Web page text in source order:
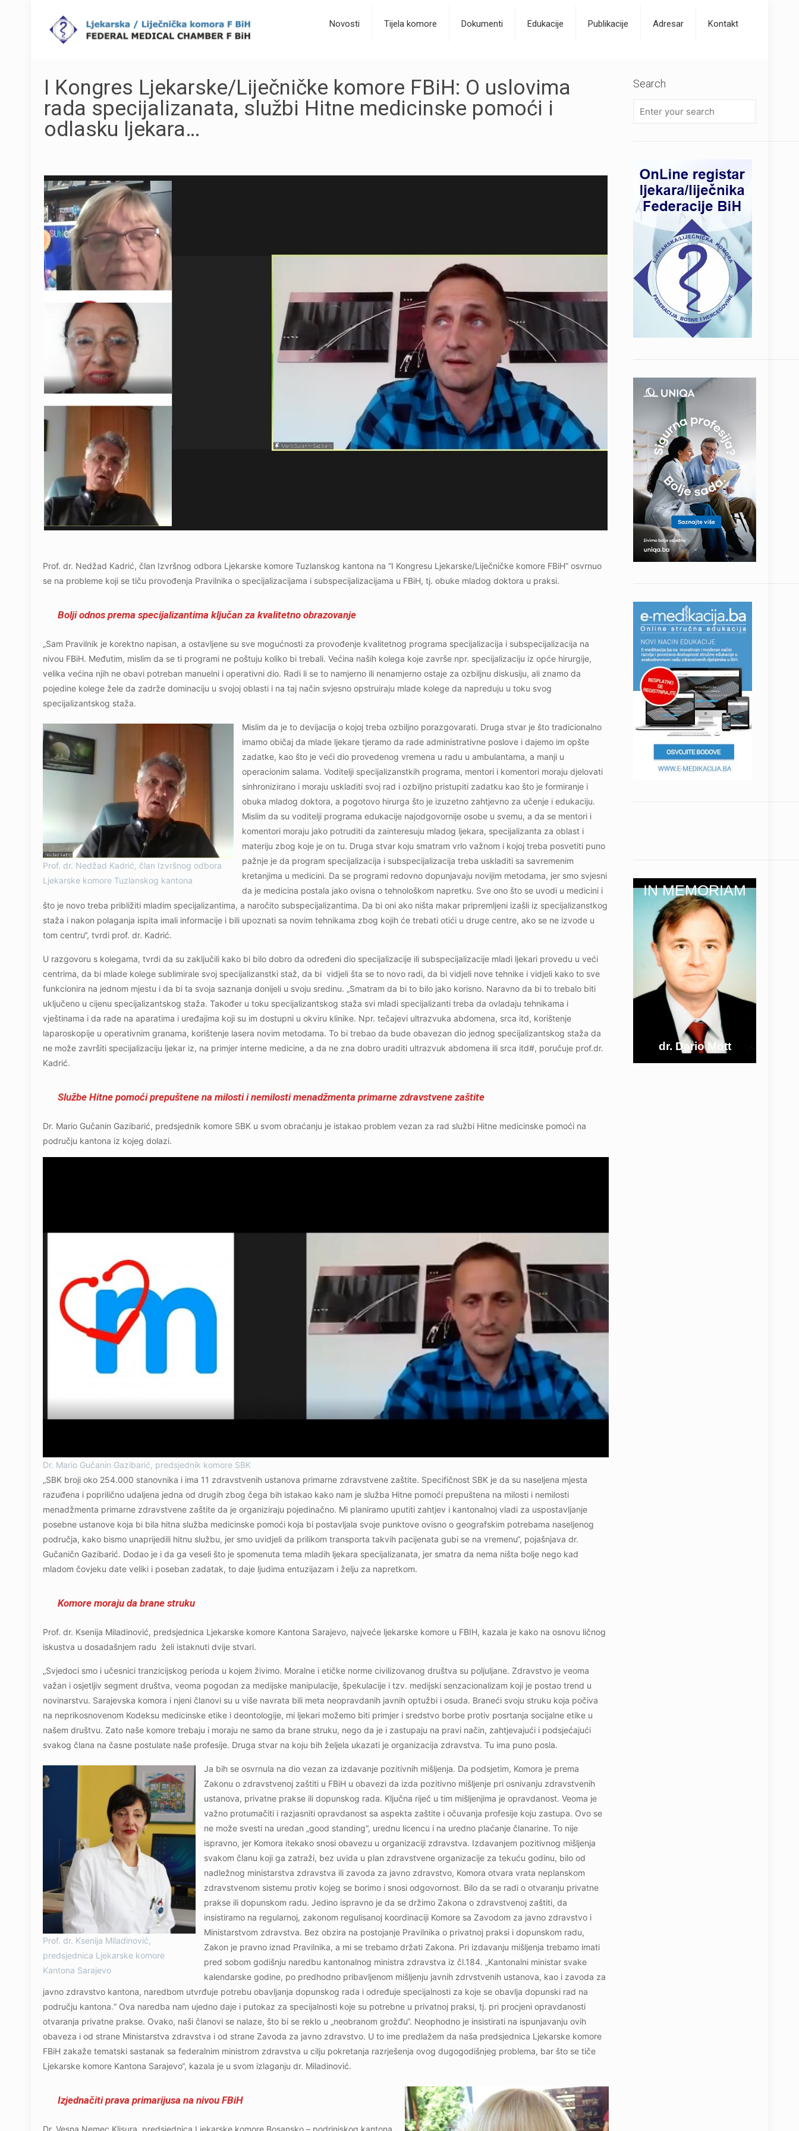
Novosti Tijela komore Dokumenti Edukacije Publikacije Adresar Kontakt
I Kongres Ljekarske/Liječničke komore FBiH: O uslovima
rada specijalizanata, službi Hitne medicinske pomoći i
odlasku ljekara…
Prof. dr. Nedžad Kadrić, član Izvršnog odbora Ljekarske komore Tuzlanskog kantona na “I Kongresu Ljekarske/Liječničke komore FBiH” osvrnuo
se na probleme koji se tiču provođenja Pravilnika o specijalizacijama i subspecijalizacijama u FBiH, tj. obuke mladog doktora u praksi.
Bolji odnos prema specijalizantima ključan za kvalitetno obrazovanje
„Sam Pravilnik je korektno napisan, a ostavljene su sve mogućnosti za provođenje kvalitetnog programa specijalizacija i subspecijalizacija na
nivou FBiH. Međutim, mislim da se ti programi ne poštuju koliko bi trebali. Većina naših kolega koje završe npr. specijalizaciju iz opće hirurgije,
velika većina njih ne obavi potreban manuelni i operativni dio. Radi li se to namjerno ili nenamjerno ostaje za ozbiljnu diskusiju, ali znamo da
pojedine kolege žele da zadrže dominaciju u svojoj oblasti i na taj način svjesno opstruiraju mlade kolege da napreduju u toku svog
specijalizantskog staža.
Prof. dr. Nedžad Kadrić, član Izvršnog odbora
Ljekarske komore Tuzlanskog kantona
Mislim da je to devijacija o kojoj treba ozbiljno porazgovarati. Druga stvar je što tradicionalno
imamo običaj da mlade ljekare tjeramo da rade administrativne poslove i dajemo im opšte
zadatke, kao što je veći dio provedenog vremena u radu u ambulantama, a manji u
operacionim salama. Voditelji specijalizanstkih programa, mentori i komentori moraju djelovati
sinhronizirano i moraju uskladiti svoj rad i ozbiljno pristupiti zadatku kao što je formiranje i
obuka mladog doktora, a pogotovo hirurga što je izuzetno zahtjevno za učenje i edukaciju.
Mislim da su voditelji programa edukacije najodgovornije osobe u svemu, a da se mentori i
komentori moraju jako potruditi da zainteresuju mladog ljekara, specijalizanta za oblast i
materiju zbog koje je on tu. Druga stvar koju smatram vrlo važnom i kojoj treba posvetiti puno
pažnje je da program specijalizacija i subspecijalizacija treba uskladiti sa savremenim
kretanjima u medicini. Da se programi redovno dopunjavaju novijim metodama, jer smo svjesni
da je medicina postala jako ovisna o tehnološkom napretku. Sve ono što se uvodi u medicini i
što je novo treba približiti mladim specijalizantima, a naročito subspecijalizantima. Da bi oni ako ništa makar pripremljeni izašli iz specijalizanstkog
staža i nakon polaganja ispita imali informacije i bili upoznati sa novim tehnikama zbog kojih će trebati otići u druge centre, ako se ne izvode u
tom centru“, tvrdi prof. dr. Kadrić.
U razgovoru s kolegama, tvrdi da su zaključili kako bi bilo dobro da određeni dio specijalizacije ili subspecijalizacije mladi ljekari provedu u veći
centrima, da bi mlade kolege sublimirale svoj specijalizanstki staž, da bi vidjeli šta se to novo radi, da bi vidjeli nove tehnike i vidjeli kako to sve
funkcionira na jednom mjestu i da bi ta svoja saznanja donijeli u svoju sredinu. „Smatram da bi to bilo jako korisno. Naravno da bi to trebalo biti
uključeno u cijenu specijalizantskog staža. Također u toku specijalizantskog staža svi mladi specijalizanti treba da ovladaju tehnikama i
vještinama i da rade na aparatima i uređajima koji su im dostupni u okviru klinike. Npr. tečajevi ultrazvuka abdomena, srca itd, korištenje
laparoskopije u operativnim granama, korištenje lasera novim metodama. To bi trebao da bude obavezan dio jednog specijalizantskog staža da
ne može završiti specijalizaciju ljekar iz, na primjer interne medicine, a da ne zna dobro uraditi ultrazvuk abdomena ili srca itd#, poručuje prof.dr.
Kadrić.
Službe Hitne pomoći prepuštene na milosti i nemilosti menadžmenta primarne zdravstvene zaštite
Dr. Mario Gučanin Gazibarić, predsjednik komore SBK u svom obraćanju je istakao problem vezan za rad službi Hitne medicinske pomoći na
području kantona iz kojeg dolazi.
Dr. Mario Gučanin Gazibarić, predsjednik komore SBK
„SBK broji oko 254.000 stanovnika i ima 11 zdravstvenih ustanova primarne zdravstvene zaštite. Specifičnost SBK je da su naseljena mjesta
razuđena i poprilično udaljena jedna od drugih zbog čega bih istakao kako nam je služba Hitne pomoći prepuštena na milosti i nemilosti
menadžmenta primarne zdravstvene zaštite da je organiziraju pojedinačno. Mi planiramo uputiti zahtjev i kantonalnoj vladi za uspostavljanje
posebne ustanove koja bi bila hitna služba medicinske pomoći koja bi postavljala svoje punktove ovisno o geografskim potrebama naseljenog
područja, kako bismo unaprijedili hitnu službu, jer smo uvidjeli da prilikom transporta takvih pacijenata gubi se na vremenu“, pojašnjava dr.
Gučaničn Gazibarić. Dodao je i da ga veseli što je spomenuta tema mladih ljekara specijalizanata, jer smatra da nema ništa bolje nego kad
mladom čovjeku date veliki i poseban zadatak, to daje ljudima entuzijazam i želju za napretkom.
Komore moraju da brane struku
Prof. dr. Ksenija Miladinović, predsjednica Ljekarske komore Kantona Sarajevo, najveće ljekarske komore u FBIH, kazala je kako na osnovu ličnog
iskustva u dosadašnjem radu želi istaknuti dvije stvari.
„Svjedoci smo i učesnici tranzicijskog perioda u kojem živimo. Moralne i etičke norme civilizovanog društva su poljuljane. Zdravstvo je veoma
važan i osjetljiv segment društva, veoma pogodan za medijske manipulacije, špekulacije i tzv. medijski senzacionalizam koji je postao trend u
novinarstvu. Sarajevska komora i njeni članovi su u više navrata bili meta neopravdanih javnih optužbi i osuda. Braneći svoju struku koja počiva
na neprikosnovenom Kodeksu medicinske etike i deontologije, mi ljekari možemo biti primjer i sredstvo borbe protiv posrtanja socijalne etike u
našem društvu. Zato naše komore trebaju i moraju ne samo da brane struku, nego da je i zastupaju na pravi način, zahtjevajući i podsjećajući
svakog člana na časne postulate naše profesije. Druga stvar na koju bih željela ukazati je organizacija zdravstva. Tu ima puno posla.
Prof. dr. Ksenija Miladinović,
predsjednica Ljekarske komore
Kantona Sarajevo
Ja bih se osvrnula na dio vezan za izdavanje pozitivnih mišljenja. Da podsjetim, Komora je prema
Zakonu o zdravstvenoj zaštiti u FBiH u obavezi da izda pozitivno mišljenje pri osnivanju zdravstvenih
ustanova, privatne prakse ili dopunskog rada. Ključna riječ u tim mišljenjima je opravdanost. Veoma je
važno protumačiti i razjasniti opravdanost sa aspekta zaštite i očuvanja profesije koju zastupa. Ovo se
ne može svesti na uredan „good standing“, urednu licencu i na uredno plaćanje članarine. To nije
ispravno, jer Komora itekako snosi obavezu u organizaciji zdravstva. Izdavanjem pozitivnog mišljenja
svakom članu koji ga zatraži, bez uvida u plan zdravstvene organizacije za tekuću godinu, bilo od
nadležnog ministarstva zdravstva ili zavoda za javno zdravstvo, Komora otvara vrata neplanskom
zdravstvenom sistemu protiv kojeg se borimo i snosi odgovornost. Bilo da se radi o otvaranju privatne
prakse ili dopunskom radu. Jedino ispravno je da se držimo Zakona o zdravstvenoj zaštiti, da
insistiramo na regularnoj, zakonom regulisanoj koordinaciji Komore sa Zavodom za javno zdravstvo i
Ministarstvom zdravstva. Bez obzira na postojanje Pravilnika o privatnoj praksi i dopunskom radu,
Zakon je pravno iznad Pravilnika, a mi se trebamo držati Zakona. Pri izdavanju mišljenja trebamo imati
pred sobom godišnju naredbu kantonalnog ministra zdravstva iz čl.184. „Kantonalni ministar svake
kalendarske godine, po predhodno pribavljenom mišljenju javnih zdrvstvenih ustanova, kao i zavoda za
javno zdravstvo kantona, naredbom utvrđuje potrebu obavljanja dopunskog rada i određuje specijalnosti za koje se obavlja dopunski rad na
području kantona.“ Ova naredba nam ujedno daje i putokaz za specijalnosti koje su potrebne u privatnoj praksi, tj. pri procjeni opravdanosti
otvaranja privatne prakse. Ovako, naši članovi se nalaze, što bi se reklo u „neobranom grožđu“. Neophodno je insistirati na ispunjavanju ovih
obaveza i od strane Ministarstva zdravstva i od strane Zavoda za javno zdravstvo. U to ime predlažem da naša predsjednica Ljekarske komore
FBiH zakaže tematski sastanak sa federalnim ministrom zdravstva u cilju pokretanja razrješenja ovog dugogodišnjeg problema, bar što se tiče
Ljekarske komore Kantona Sarajevo“, kazala je u svom izlaganju dr. Miladinović.
Izjednačiti prava primarijusa na nivou FBiH
Search
dr. Dario Mott
IN MEMORIAM